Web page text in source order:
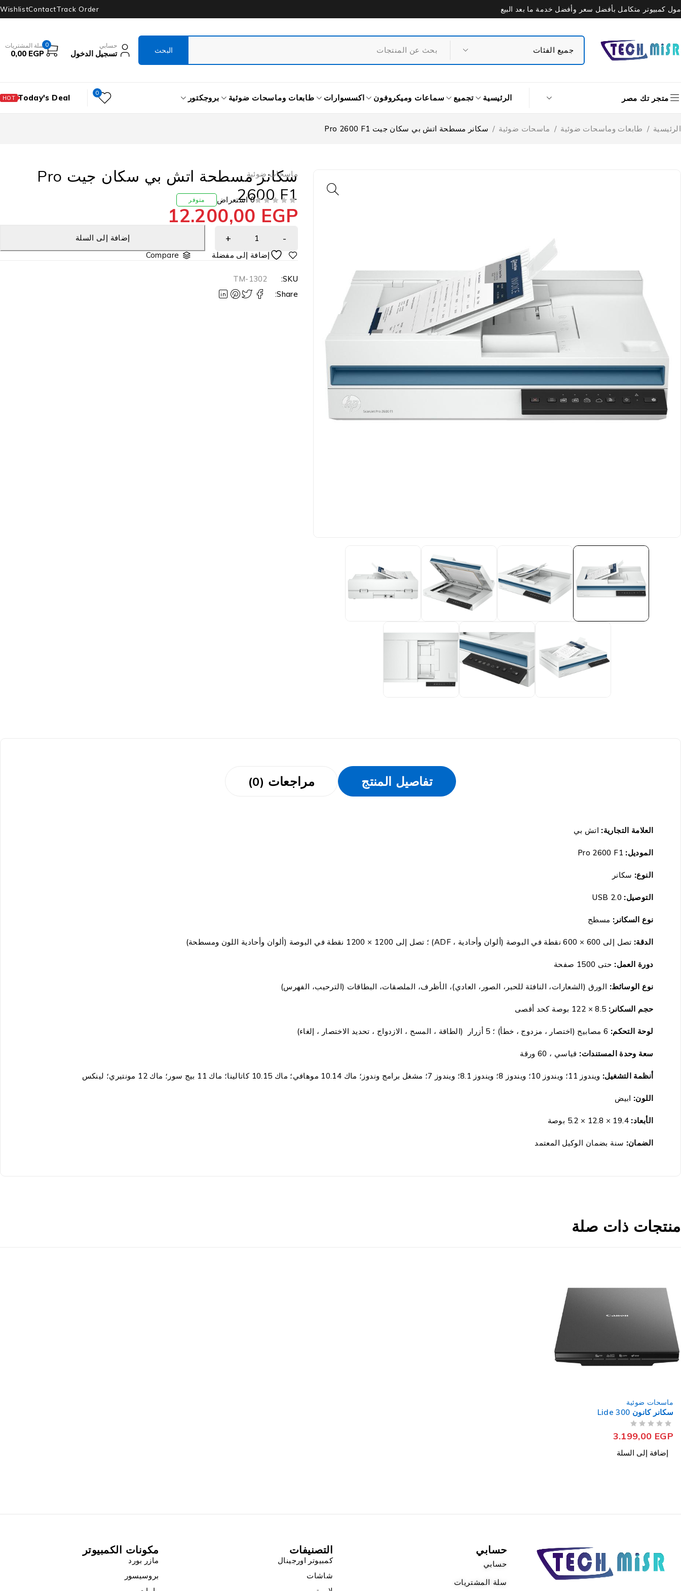
مول كمبيوتر متكامل بأفضل سعر وأفضل خدمة ما بعد البيع Track Order
Contact
Wishlist
حسابي
تسجيل الدخول
0 سلة المشتريات
0,00 EGP
متجر تك مصر الرئيسية تجميع سماعات وميكروفون اكسسوارات طابعات وماسحات ضوئية بروجكتور 0
Today's Deal
HOT
الرئيسية / طابعات وماسحات ضوئية / ماسحات ضوئية / سكانر مسطحة اتش بي سكان جيت Pro 2600 F1
ماسحات ضوئية
سكانر مسطحة اتش بي سكان جيت Pro
2600 F1
0 استعراض متوفر
12.200,00 EGP
إضافة إلى السلة
Compare
SKU:
TM-1302
Share:
تفاصيل المنتج مراجعات (0)
العلامة التجارية: اتش بي
الموديل: Pro 2600 F1
النوع: سكانر
التوصيل: USB 2.0
نوع السكانر: مسطح
الدقة: تصل إلى 600 × 600 نقطة في البوصة (ألوان وأحادية ، ADF) ؛ تصل إلى 1200 × 1200 نقطة في البوصة (ألوان وأحادية اللون ومسطحة)
دورة العمل: حتى 1500 صفحة
نوع الوسائط: الورق (الشعارات، النافثة للحبر، الصور، العادي)، الأظرف، الملصقات، البطاقات (الترحيب، الفهرس)
حجم السكانر:
لوحة التحكم:
سعة وحدة المستندات: قياسي ، 60 ورقة
أنظمة التشغيل: ويندوز 11؛ ويندوز 10؛ ويندوز 8؛ ويندوز 8.1؛ ويندوز 7؛ مشغل برامج وندوز؛ ماك 10.14 موهافي؛ ماك 10.15 كاتالينا؛ ماك 11 بيج سور؛ ماك 12 مونتيري؛ لينكس
اللون: ابيض
الأبعاد:19.4 × 12.8 × 5.2 بوصة
الضمان: سنة بضمان الوكيل المعتمد
منتجات ذات صلة
ماسحات ضوئية
سكانر كانون Lide 300
3.199,00 EGP
إضافة إلى السلة
حسابي
حسابي
سلة المشتريات
التصنيفات
كمبيوتر اورجينال
شاشات
مكونات الكمبيوتر
مازر بورد
بروسيسور